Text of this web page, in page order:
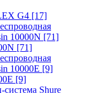
G4 [17]
10000N [71]
[71]
10000E [9]
[9]
система Shure